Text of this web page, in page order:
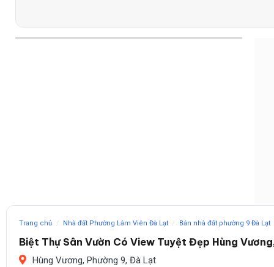
Trang chủ / Nhà đất Phường Lâm Viên Đà Lạt / Bán nhà đất phường 9 Đà Lạt
Biệt Thự Sân Vườn Có View Tuyệt Đẹp Hùng
Hùng Vương, Phường 9, Đà Lạt